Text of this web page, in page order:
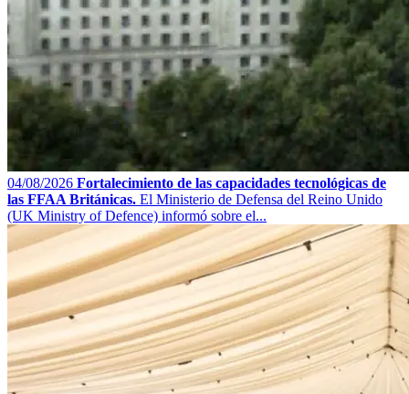
04/08/2026 Fortalecimiento de las capacidades tecnológicas de
las FFAA Británicas. El Ministerio de Defensa del Reino Unido
(UK Ministry of Defence) informó sobre el...